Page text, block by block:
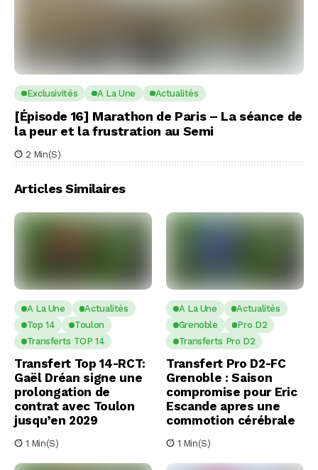
Exclusivités A La Une Actualités
[Épisode 16] Marathon de Paris – La séance de
la peur et la frustration au Semi
2 Min(s)
Articles Similaires
A La Une
Actualités
Top 14
Toulon
Transferts TOP 14
Transfert Top 14-RCT:
Gaël Dréan signe une
prolongation de
contrat avec Toulon
jusqu’en 2029
1 Min(s)
A La Une
Actualités
Grenoble
Pro D2
Transferts Pro D2
Transfert Pro D2-FC
Grenoble : Saison
compromise pour Eric
Escande apres une
commotion cérébrale
1 Min(s)